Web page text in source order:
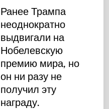
Ранее Трампа
неоднократно
выдвигали на
Нобелевскую
премию мира, но
он ни разу не
получил эту
награду.